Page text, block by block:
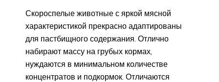
Скороспелые животные с яркой мясной
характеристикой прекрасно адаптированы
для пастбищного содержания. Отлично
набирают массу на грубых кормах,
нуждаются в минимальном количестве
концентратов и подкормок. Отличаются